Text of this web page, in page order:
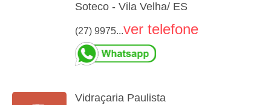
Soteco - Vila Velha/ ES
(27) 9975...ver telefone
Vidraçaria Paulista